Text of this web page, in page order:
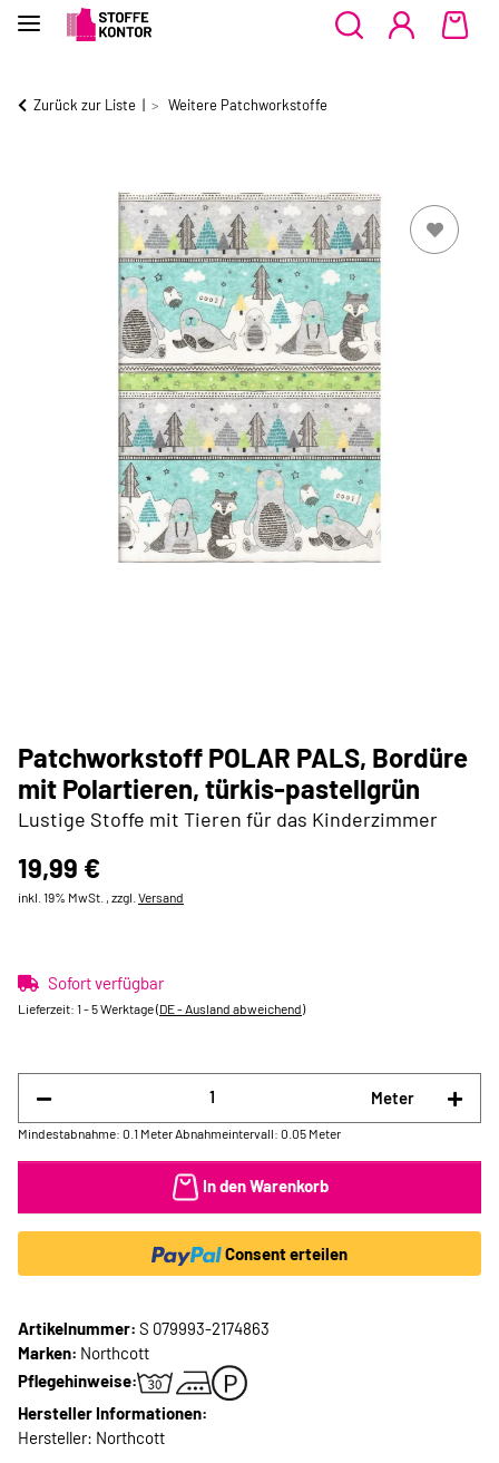
Zurück zur Liste Weitere Patchworkstoffe
Patchworkstoff POLAR PALS, Bordüre
mit Polartieren, türkis-pastellgrün
Lustige Stoffe mit Tieren für das Kinderzimmer
19,99 €
inkl. 19% MwSt. , zzgl. Versand
Sofort verfügbar
Lieferzeit: 1 - 5 Werktage(DE - Ausland abweichend)
Meter
Mindestabnahme: 0.1 Meter Abnahmeintervall: 0.05 Meter
In den Warenkorb
Consent erteilen
Artikelnummer: S 079993-2174863
Marken: Northcott
Pflegehinweise:
Hersteller Informationen:
Hersteller: Northcott